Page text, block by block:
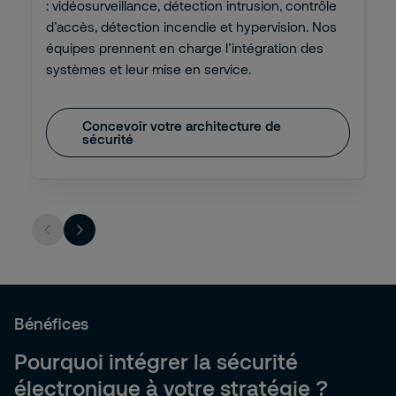
: vidéosurveillance, détection intrusion, contrôle
d’accès, détection incendie et hypervision. Nos
équipes prennent en charge l’intégration des
systèmes et leur mise en service.
Concevoir votre architecture de
sécurité
Bénéfices
Pourquoi intégrer la sécurité
électronique à votre stratégie ?